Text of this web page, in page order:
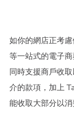
如你的網店正考
等一站式的電子
同時支援商戶收
介的款項，加上
能收取大部分以消